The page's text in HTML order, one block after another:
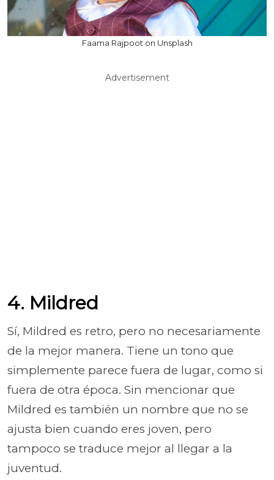
Faama Rajpoot on Unsplash
Advertisement
4. Mildred
Sí, Mildred es retro, pero no necesariamente
de la mejor manera. Tiene un tono que
simplemente parece fuera de lugar, como si
fuera de otra época. Sin mencionar que
Mildred es también un nombre que no se
ajusta bien cuando eres joven, pero
tampoco se traduce mejor al llegar a la
juventud.